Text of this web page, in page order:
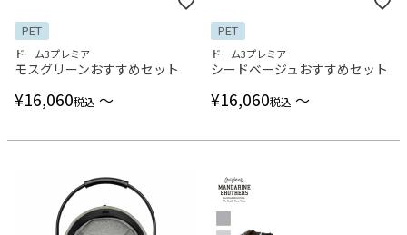
PET
ドーム3プレミア
モスグリーンおすすめセット
¥16,060税込 〜
PET
ドーム3プレミア
シードベージュおすすめセット
¥16,060税込 〜